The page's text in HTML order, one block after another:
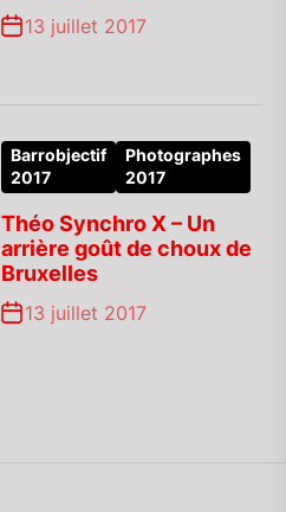
13 juillet 2017
Barrobjectif
2017
Photographes
2017
Théo Synchro X – Un
arrière goût de choux de
Bruxelles
13 juillet 2017